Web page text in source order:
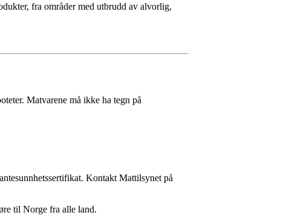
fra områder med utbrudd av alvorlig,
Matvarene må ikke ha tegn på
Kontakt Mattilsynet på
til Norge fra alle land.